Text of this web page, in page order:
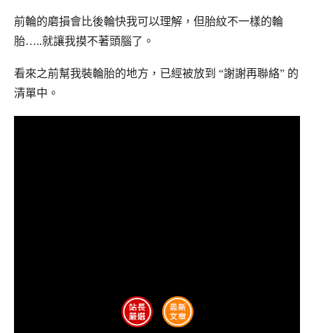
前輪的磨損會比後輪快我可以理解，但胎紋不一樣的輪
胎…..就讓我摸不著頭腦了。
看來之前幫我裝輪胎的地方，已經被放到 “謝謝再聯絡” 的
清單中。